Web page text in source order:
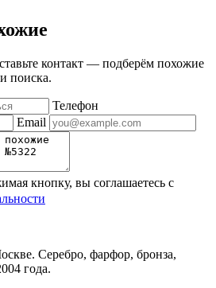
контакт — подберём похожие
поиска.
Телефон
Email
кнопку, вы соглашаетесь с
Серебро, фарфор, бронза,
года.